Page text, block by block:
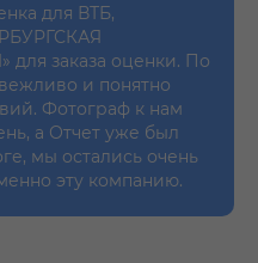
для ВТБ,
заказа оценки. По
и понятно
Фотограф к нам
а Отчет уже был
мы остались очень
эту компанию.